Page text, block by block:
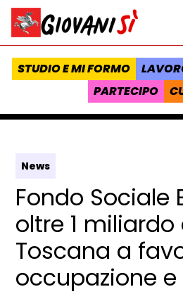
Vai al contenuto
Homepage Giovanisì - Progetto
STUDIO E MI FORMO
PARTECIPO
News
Fondo Sociale
oltre 1 miliardo
Toscana a
occupazione